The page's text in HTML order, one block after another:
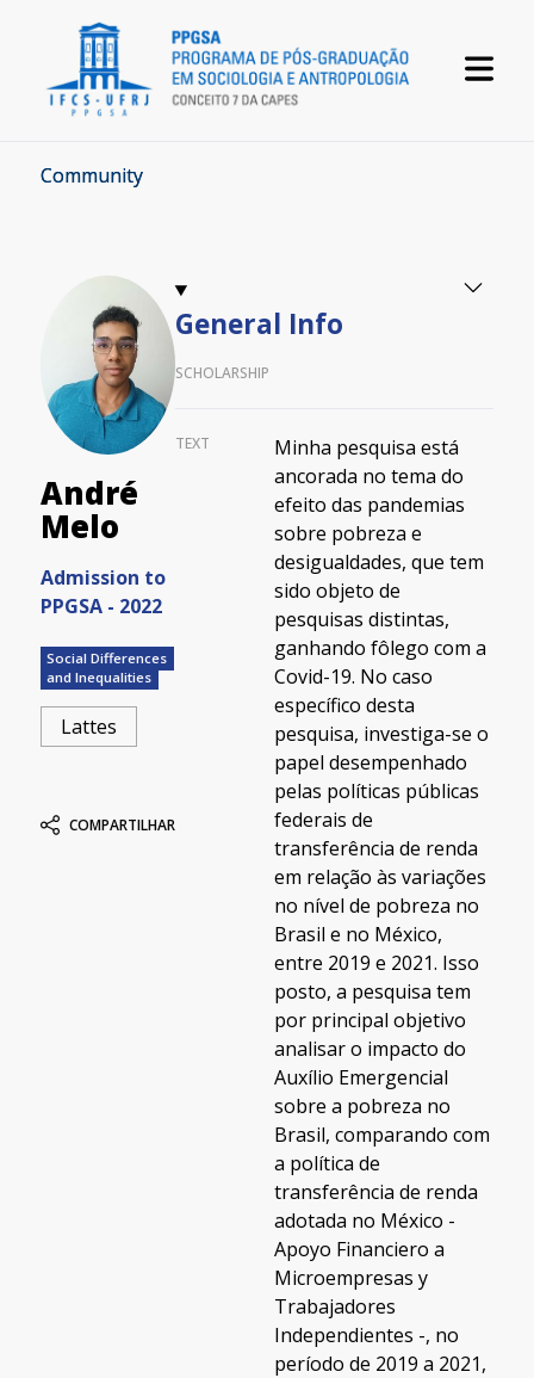
Community
André
Melo
Admission to
PPGSA - 2022
Social Differences
and Inequalities
Lattes
COMPARTILHAR
General Info
SCHOLARSHIP
TEXT
Minha pesquisa está
ancorada no tema do
efeito das pandemias
sobre pobreza e
desigualdades, que tem
sido objeto de
pesquisas distintas,
ganhando fôlego com a
Covid-19. No caso
específico desta
pesquisa, investiga-se o
papel desempenhado
pelas políticas públicas
federais de
transferência de renda
em relação às variações
no nível de pobreza no
Brasil e no México,
entre 2019 e 2021. Isso
posto, a pesquisa tem
por principal objetivo
analisar o impacto do
Auxílio Emergencial
sobre a pobreza no
Brasil, comparando com
a política de
transferência de renda
adotada no México -
Apoyo Financiero a
Microempresas y
Trabajadores
Independientes -, no
período de 2019 a 2021,